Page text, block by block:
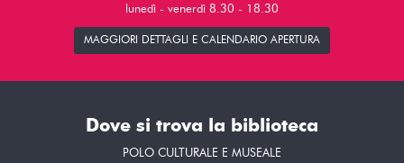
lunedì - venerdì 8.30 - 18.30
MAGGIORI DETTAGLI E CALENDARIO APERTURA
Dove si trova la biblioteca
POLO CULTURALE E MUSEALE